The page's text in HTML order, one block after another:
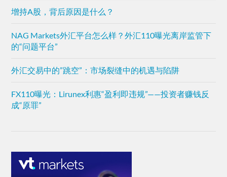
增持A股，背后原因是什么？
NAG Markets外汇平台怎么样？外汇110曝光离岸监管下
的“问题平台”
外汇交易中的”跳空”：市场裂缝中的机遇与陷阱
FX110曝光：Lirunex利惠“盈利即违规”——投资者赚钱反
成“原罪”